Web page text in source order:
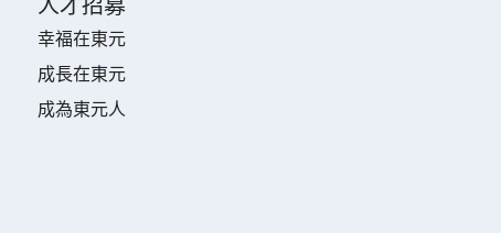
人才招募
幸福在東元
成長在東元
成為東元人